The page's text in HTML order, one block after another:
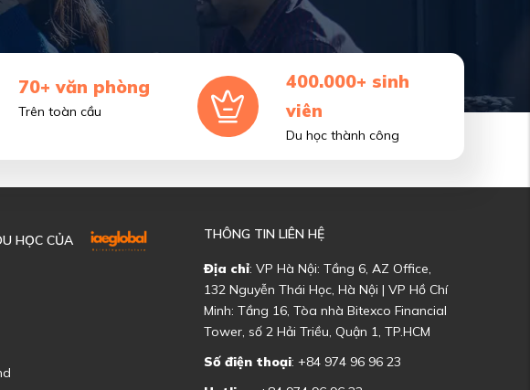
70+ văn phòng
Trên toàn cầu
400.000+ sinh
viên
Du học thành công
HỌC CỦA THÔNG TIN LIÊN HỆ
Địa chỉ: VP Hà Nội: Tầng 6, AZ Office,
132 Nguyễn Thái Học, Hà Nội | VP Hồ Chí
Minh: Tầng 16, Tòa nhà Bitexco Financial
Tower, số 2 Hải Triều, Quận 1, TP.HCM
Số điện thoại: +84 974 96 96 23